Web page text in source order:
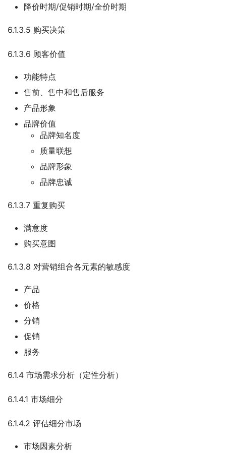
降价时期/促销时期/全价时期
6.1.3.5 购买决策
6.1.3.6 顾客价值
功能特点
售前、售中和售后服务
产品形象
品牌价值
品牌知名度
质量联想
品牌形象
品牌忠诚
6.1.3.7 重复购买
满意度
购买意图
6.1.3.8 对营销组合各元素的敏感度
产品
价格
分销
促销
服务
6.1.4 市场需求分析（定性分析）
6.1.4.1 市场细分
6.1.4.2 评估细分市场
市场因素分析